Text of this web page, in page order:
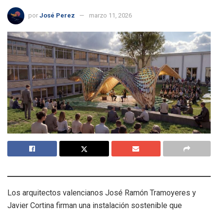
por José Perez marzo 11, 2026
Los arquitectos valencianos José Ramón Tramoyeres y
Javier Cortina firman una instalación sostenible que